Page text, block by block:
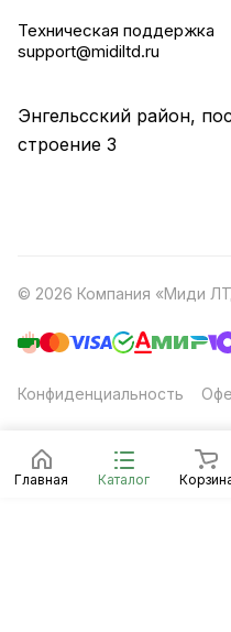
Главная Каталог
Техническая поддержка
support@midiltd.ru
Энгельсский район,
строение 3
© 2026 Компания «Миди
Конфиденциальность